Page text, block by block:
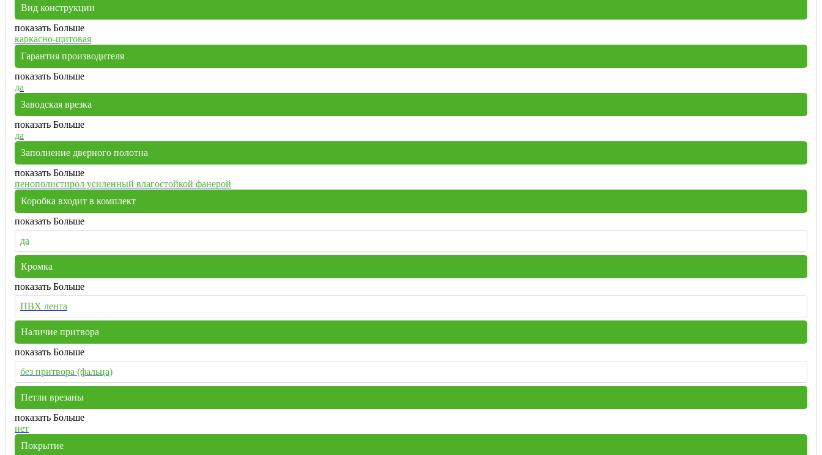
Вид конструкции
показать Больше
каркасно-щитовая
Гарантия производителя
показать Больше
да
Заводская врезка
показать Больше
да
Заполнение дверного полотна
показать Больше
пенополистирол усиленный влагостойкой фанерой
Коробка входит в комплект
показать Больше
да
Кромка
показать Больше
ПВХ лента
Наличие притвора
показать Больше
без притвора (фальца)
Петли врезаны
показать Больше
нет
Покрытие